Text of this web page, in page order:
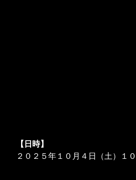
【日時】
２０２５年１０月４日（土）１